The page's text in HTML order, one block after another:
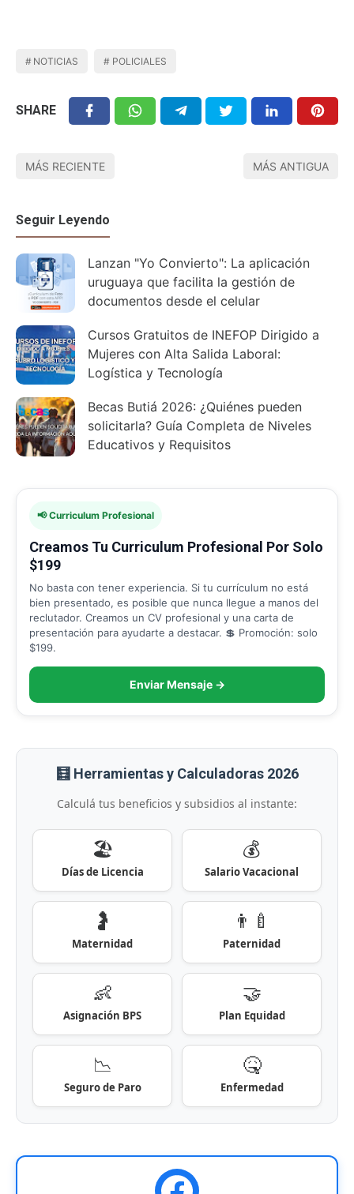
NOTICIAS POLICIALES
SHARE
MÁS RECIENTE MÁS ANTIGUA
Seguir Leyendo
Lanzan "Yo Convierto": La aplicación
uruguaya que facilita la gestión de
documentos desde el celular
Cursos Gratuitos de INEFOP Dirigido a
Mujeres con Alta Salida Laboral:
Logística y Tecnología
Becas Butiá 2026: ¿Quiénes pueden
solicitarla? Guía Completa de Niveles
Educativos y Requisitos
📢 Curriculum Profesional
Creamos Tu Curriculum Profesional Por Solo
$199
No basta con tener experiencia. Si tu currículum no está
bien presentado, es posible que nunca llegue a manos del
reclutador. Creamos un CV profesional y una carta de
presentación para ayudarte a destacar. 💲 Promoción: solo
$199.
Enviar Mensaje →
🧮 Herramientas y Calculadoras 2026
Calculá tus beneficios y subsidios al instante:
🏖️
Días de Licencia
💰
Salario Vacacional
🤰
Maternidad
👨‍🍼
Paternidad
👶
Asignación BPS
🤝
Plan Equidad
📉
Seguro de Paro
🤒
Enfermedad